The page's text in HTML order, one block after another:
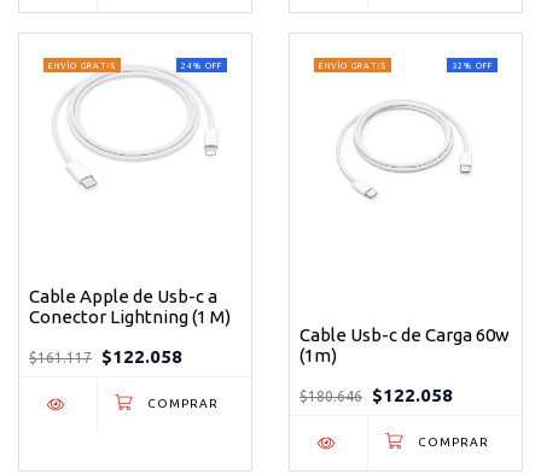
24% OFF
ENVÍO GRATIS
Cable Apple de Usb-c a
Conector Lightning (1 M)
$161.117 $122.058
32 % OFF
ENVÍO GRATIS
Cable Usb-c de Carga 60w
(1m)
$180.646 $122.058